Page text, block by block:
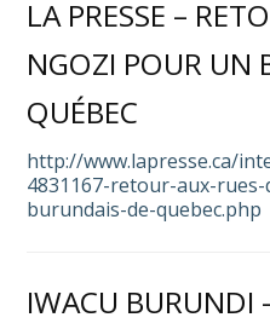
LA PRESSE –
NGOZI POUR UN
QUÉBEC
http://www.lapresse.ca/
4831167-retour-aux-
burundais-de-quebec.php
IWACU BURUNDI